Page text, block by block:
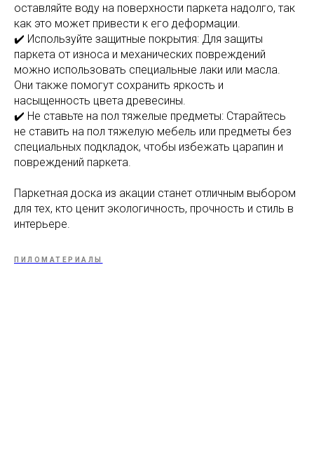
оставляйте воду на поверхности паркета надолго, так
как это может привести к его деформации.
✔️ Используйте защитные покрытия: Для защиты
паркета от износа и механических повреждений
можно использовать специальные лаки или масла.
Они также помогут сохранить яркость и
насыщенность цвета древесины.
✔️ Не ставьте на пол тяжелые предметы: Старайтесь
не ставить на пол тяжелую мебель или предметы без
специальных подкладок, чтобы избежать царапин и
повреждений паркета.
Паркетная доска из акации станет отличным выбором
для тех, кто ценит экологичность, прочность и стиль в
интерьере.
ПИЛОМАТЕРИАЛЫ